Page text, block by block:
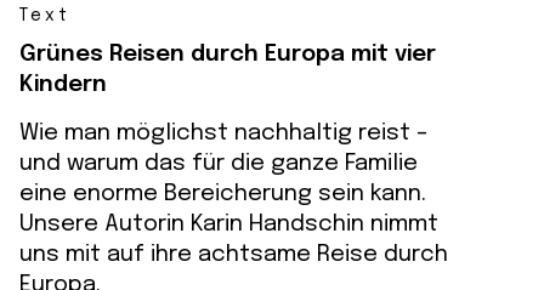
Text
Grünes Reisen durch Europa mit vier
Kindern
Wie man möglichst nachhaltig reist -
und warum das für die ganze Familie
eine enorme Bereicherung sein kann.
Unsere Autorin Karin Handschin nimmt
uns mit auf ihre achtsame Reise durch
Europa.